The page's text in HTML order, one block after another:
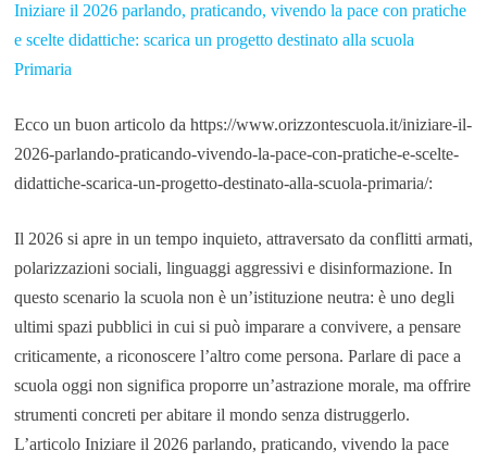
Iniziare il 2026 parlando, praticando, vivendo la pace con pratiche
e scelte didattiche: scarica un progetto destinato alla scuola
Primaria
Ecco un buon articolo da https://www.orizzontescuola.it/iniziare-il-
2026-parlando-praticando-vivendo-la-pace-con-pratiche-e-scelte-
didattiche-scarica-un-progetto-destinato-alla-scuola-primaria/:
Il 2026 si apre in un tempo inquieto, attraversato da conflitti armati,
polarizzazioni sociali, linguaggi aggressivi e disinformazione. In
questo scenario la scuola non è un’istituzione neutra: è uno degli
ultimi spazi pubblici in cui si può imparare a convivere, a pensare
criticamente, a riconoscere l’altro come persona. Parlare di pace a
scuola oggi non significa proporre un’astrazione morale, ma offrire
strumenti concreti per abitare il mondo senza distruggerlo.
L’articolo Iniziare il 2026 parlando, praticando, vivendo la pace